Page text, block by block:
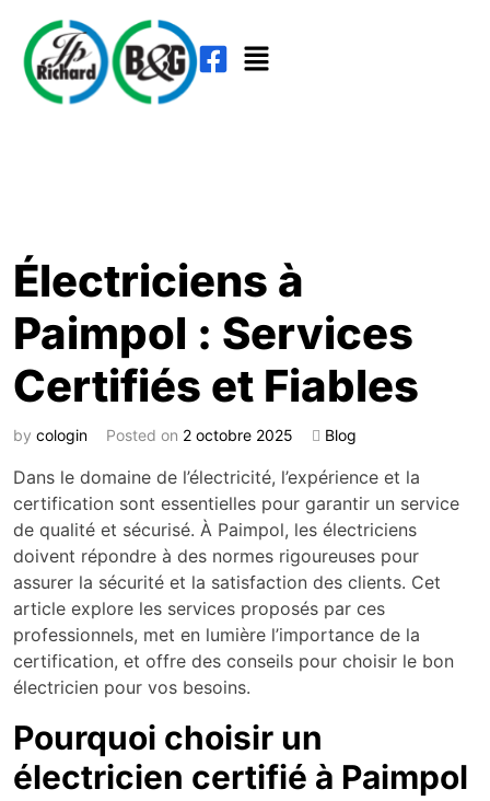
Électriciens à
Paimpol : Services
Certifiés et Fiables
by cologin Posted on 2 octobre 2025 Blog
Dans le domaine de l’électricité, l’expérience et la
certification sont essentielles pour garantir un service
de qualité et sécurisé. À Paimpol, les électriciens
doivent répondre à des normes rigoureuses pour
assurer la sécurité et la satisfaction des clients. Cet
article explore les services proposés par ces
professionnels, met en lumière l’importance de la
certification, et offre des conseils pour choisir le bon
électricien pour vos besoins.
Pourquoi choisir un
électricien certifié à Paimpol